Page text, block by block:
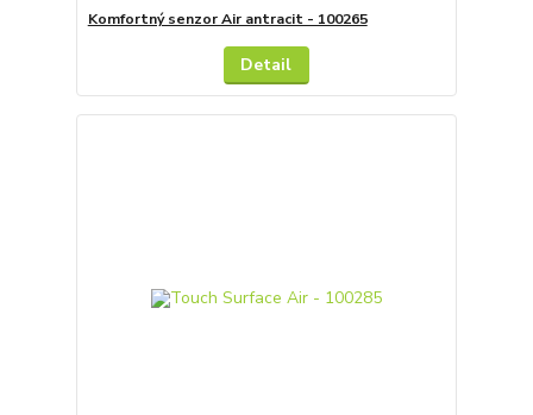
Komfortný senzor Air antracit - 100265
Detail